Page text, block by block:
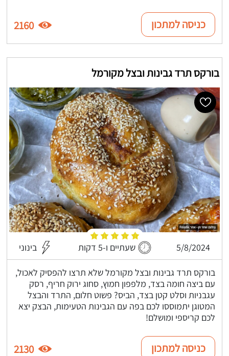
כניסה למתכון 2160
בורקס תרד גבינות ובצל מקורמל
5/8/2024 שעתיים ו-5 דקות בינוני
בורקס תרד גבינות ובצל מקורמל שלא תרצו להפסיק לאכול,
עם ביצה חומה בצד, מלפפון חמוץ, סחוג ירוק חריף, רסק
עגבניות וסלט קטן בצד, הביס? פשוט חלום, התרד והבצל
המטוגן יתמוססו לכם בפה עם הגבינות הטעימות, הבצק יצא
לכם קריספי ומושלם!
כניסה למתכון 2130